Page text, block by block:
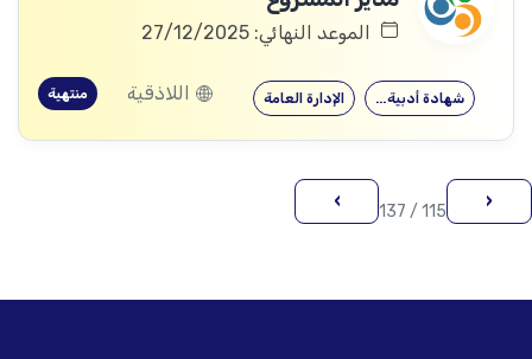
الموعد النهائي: 27/12/2025
الإدارة العامة شهادة أدبية… اللاذقية منتهية
‹
115 / 137
›